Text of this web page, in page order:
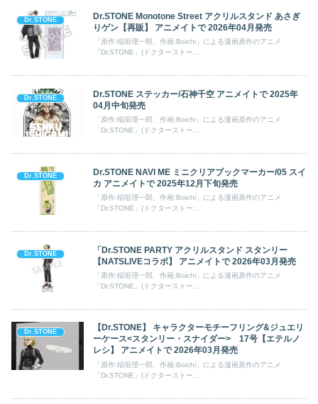
Dr.STONE
Dr.STONE Monotone Street アクリルスタンド あさぎ
りゲン【再販】 アニメイトで 2026年04月発売
「原作:稲垣理一郎、作画:Boichi」による漫画原作のアニメ
「Dr.STONE」(ドクターストー...
Dr.STONE
Dr.STONE ステッカー/石神千空 アニメイトで 2025年
04月中旬発売
「原作:稲垣理一郎、作画:Boichi」による漫画原作のアニメ
「Dr.STONE」(ドクターストー...
Dr.STONE
Dr.STONE NAVI ME ミニクリアブックマーカー/05 スイ
カ アニメイトで 2025年12月下旬発売
「原作:稲垣理一郎、作画:Boichi」による漫画原作のアニメ
「Dr.STONE」(ドクターストー...
Dr.STONE
「Dr.STONE PARTY アクリルスタンド スタンリー
【NATSLIVEコラボ】 アニメイトで 2026年03月発売
「原作:稲垣理一郎、作画:Boichi」による漫画原作のアニメ
「Dr.STONE」(ドクターストー...
Dr.STONE
【Dr.STONE】 キャラクターモチーフリング&ジュエリ
ーケース<スタンリー・スナイダー> 17号【エテルノ
レシ】 アニメイトで 2026年03月発売
「原作:稲垣理一郎、作画:Boichi」による漫画原作のアニメ
「Dr.STONE」(ドクターストー...